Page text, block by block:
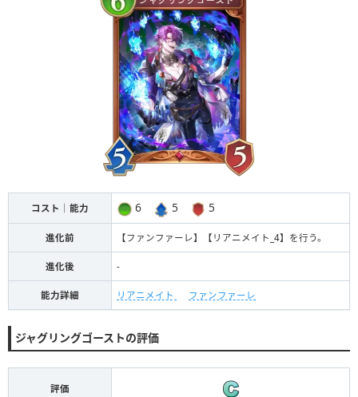
コスト｜能力 6 5 5
進化前 【ファンファーレ】【リアニメイト_4】を行う。
進化後 -
能力詳細 リアニメイト ファンファーレ
ジャグリングゴーストの評価
評価